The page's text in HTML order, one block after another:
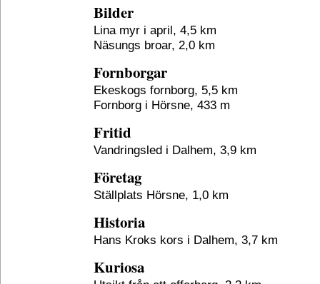
Bilder
Lina myr i april, 4,5 km
Näsungs broar, 2,0 km
Fornborgar
Ekeskogs fornborg, 5,5 km
Fornborg i Hörsne, 433 m
Fritid
Vandringsled i Dalhem, 3,9 km
Företag
Ställplats Hörsne, 1,0 km
Historia
Hans Kroks kors i Dalhem, 3,7 km
Kuriosa